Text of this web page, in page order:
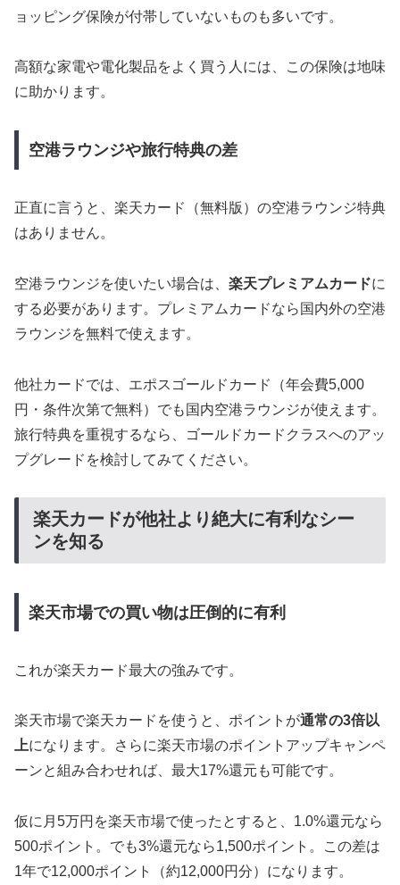
ョッピング保険が付帯していないものも多いです。
高額な家電や電化製品をよく買う人には、この保険は地味
に助かります。
空港ラウンジや旅行特典の差
正直に言うと、楽天カード（無料版）の空港ラウンジ特典
はありません。
空港ラウンジを使いたい場合は、 楽天プレミアムカードに
する必要があります。プレミアムカードなら国内外の空港
ラウンジを無料で使えます。
他社カードでは、エポスゴールドカード（年会費5,000
円・条件次第で無料）でも国内空港ラウンジが使えます。
旅行特典を重視するなら、ゴールドカードクラスへのアッ
プグレードを検討してみてください。
楽天カードが他社より絶大に有利なシー
ンを知る
楽天市場での買い物は圧倒的に有利
これが楽天カード最大の強みです。
楽天市場で楽天カードを使うと、ポイントが通常の3倍以
上になります。さらに楽天市場のポイントアップキャンペ
ーンと組み合わせれば、最大17%還元も可能です。
仮に月5万円を楽天市場で使ったとすると、1.0%還元なら
500ポイント。でも3%還元なら1,500ポイント。この差は
1年で12,000ポイント（約12,000円分）になります。